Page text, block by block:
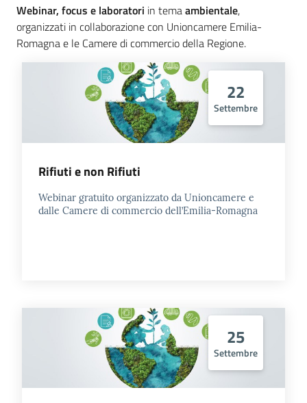
e
il
territorio
Consumatore
Webinar, focus e laboratori in temaambientale,
organizzati in collaborazione con Unioncamere Emilia-
Romagna e le Camere di commercio della Regione.
22
Settembre
Rifiuti e non Rifiuti
Webinar gratuito organizzato da Unioncamere e
dalle Camere di commercio dell’Emilia-Romagna
25
Settembre